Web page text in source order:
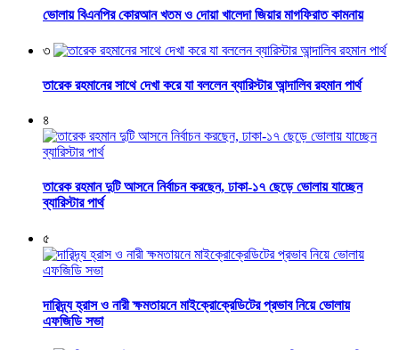
ভোলায় বিএনপির কোরআন খতম ও দোয়া খালেদা জিয়ার মাগফিরাত কামনায়
৩
তারেক রহমানের সাথে দেখা করে যা বললেন ব্যারিস্টার আন্দালিব রহমান পার্থ
৪
তারেক রহমান দুটি আসনে নির্বাচন করছেন, ঢাকা-১৭ ছেড়ে ভোলায় যাচ্ছেন
ব্যারিস্টার পার্থ
৫
দারিদ্র্য হ্রাস ও নারী ক্ষমতায়নে মাইক্রোক্রেডিটের প্রভাব নিয়ে ভোলায়
এফজিডি সভা